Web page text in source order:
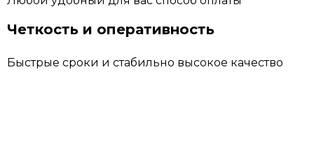
Четкость и оперативность
Быстрые сроки и стабильно высокое качество